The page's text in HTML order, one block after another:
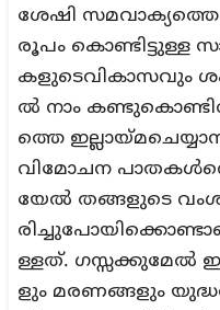
ശേഷി
രൂപം കൊണ്ടിട്ടുള്ള
കളുടെവികാസവും
ല്‍ നാം
ത്തെ
വിമോചന
യേല്‍ തങ്ങളുടെ
ള്ളത്. ഗസ്സക്കുമേല്‍
ളും മരണങ്ങളും